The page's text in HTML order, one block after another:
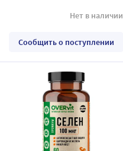
Нет в наличии
Сообщить о поступлении